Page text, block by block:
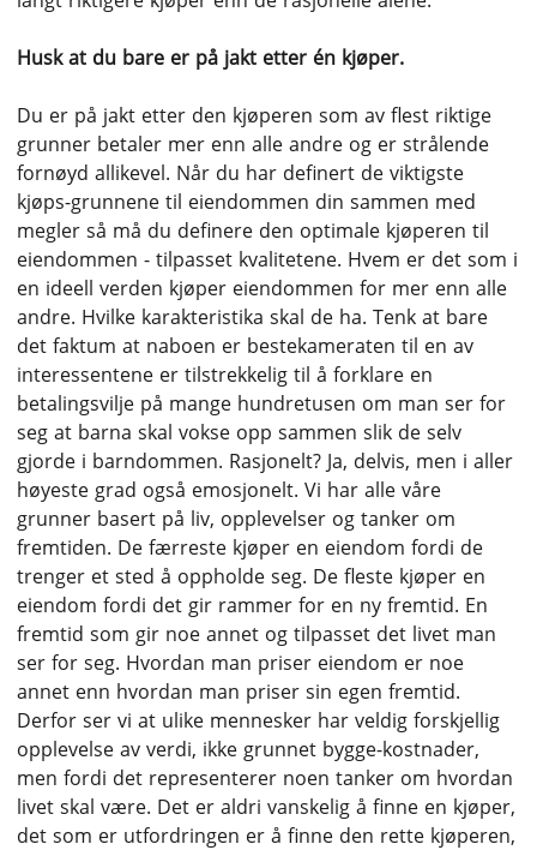
Husk at du bare er på jakt etter én kjøper.
Du er på jakt etter den kjøperen som av flest riktige
grunner betaler mer enn alle andre og er strålende
fornøyd allikevel. Når du har definert de viktigste
kjøps-grunnene til eiendommen din sammen med
megler så må du definere den optimale kjøperen til
eiendommen - tilpasset kvalitetene. Hvem er det som i
en ideell verden kjøper eiendommen for mer enn alle
andre. Hvilke karakteristika skal de ha. Tenk at bare
det faktum at naboen er bestekameraten til en av
interessentene er tilstrekkelig til å forklare en
betalingsvilje på mange hundretusen om man ser for
seg at barna skal vokse opp sammen slik de selv
gjorde i barndommen. Rasjonelt? Ja, delvis, men i aller
høyeste grad også emosjonelt. Vi har alle våre
grunner basert på liv, opplevelser og tanker om
fremtiden. De færreste kjøper en eiendom fordi de
trenger et sted å oppholde seg. De fleste kjøper en
eiendom fordi det gir rammer for en ny fremtid. En
fremtid som gir noe annet og tilpasset det livet man
ser for seg. Hvordan man priser eiendom er noe
annet enn hvordan man priser sin egen fremtid.
Derfor ser vi at ulike mennesker har veldig forskjellig
opplevelse av verdi, ikke grunnet bygge-kostnader,
men fordi det representerer noen tanker om hvordan
livet skal være. Det er aldri vanskelig å finne en kjøper,
det som er utfordringen er å finne den rette kjøperen,